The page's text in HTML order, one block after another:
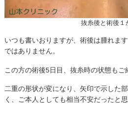
抜糸後と術後１
いつも書いおりますが、術後は腫れま
ではありません。
この方の術後5日目、抜糸時の状態もご
二重の形状が変になり、矢印で示した
く、ご本人としても相当不安だったと思